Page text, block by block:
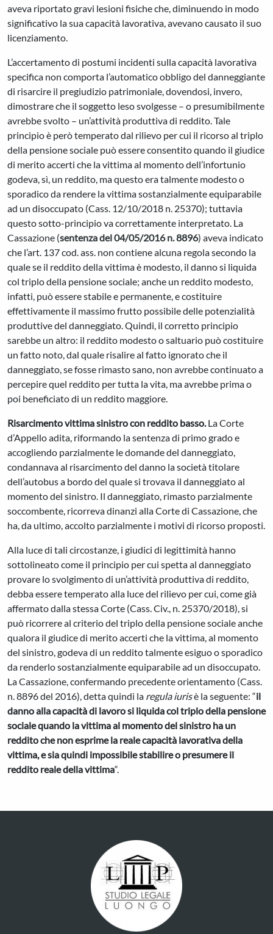
aveva riportato gravi lesioni fisiche che, diminuendo in modo
significativo la sua capacità lavorativa, avevano causato il suo
licenziamento.
L’accertamento di postumi incidenti sulla capacità lavorativa
specifica non comporta l’automatico obbligo del danneggiante
di risarcire il pregiudizio patrimoniale, dovendosi, invero,
dimostrare che il soggetto leso svolgesse – o presumibilmente
avrebbe svolto – un’attività produttiva di reddito. Tale
principio è però temperato dal rilievo per cui il ricorso al triplo
della pensione sociale può essere consentito quando il giudice
di merito accerti che la vittima al momento dell’infortunio
godeva, sì, un reddito, ma questo era talmente modesto o
sporadico da rendere la vittima sostanzialmente equiparabile
ad un disoccupato (Cass. 12/10/2018 n. 25370); tuttavia
questo sotto-principio va correttamente interpretato. La
Cassazione (sentenza del 04/05/2016 n. 8896) aveva indicato
che l’art. 137 cod. ass. non contiene alcuna regola secondo la
quale se il reddito della vittima è modesto, il danno si liquida
col triplo della pensione sociale; anche un reddito modesto,
infatti, può essere stabile e permanente, e costituire
effettivamente il massimo frutto possibile delle potenzialità
produttive del danneggiato. Quindi, il corretto principio
sarebbe un altro: il reddito modesto o saltuario può costituire
un fatto noto, dal quale risalire al fatto ignorato che il
danneggiato, se fosse rimasto sano, non avrebbe continuato a
percepire quel reddito per tutta la vita, ma avrebbe prima o
poi beneficiato di un reddito maggiore.
Risarcimento vittima sinistro con reddito basso.La Corte
d’Appello adita, riformando la sentenza di primo grado e
accogliendo parzialmente le domande del danneggiato,
condannava al risarcimento del danno la società titolare
dell’autobus a bordo del quale si trovava il danneggiato al
momento del sinistro. Il danneggiato, rimasto parzialmente
soccombente, ricorreva dinanzi alla Corte di Cassazione, che
ha, da ultimo, accolto parzialmente i motivi di ricorso proposti.
Alla luce di tali circostanze, i giudici di legittimità hanno
sottolineato come il principio per cui spetta al danneggiato
provare lo svolgimento di un’attività produttiva di reddito,
debba essere temperato alla luce del rilievo per cui, come già
affermato dalla stessa Corte (Cass. Civ., n. 25370/2018), si
può ricorrere al criterio del triplo della pensione sociale anche
qualora il giudice di merito accerti che la vittima, al momento
del sinistro, godeva di un reddito talmente esiguo o sporadico
da renderlo sostanzialmente equiparabile ad un disoccupato.
La Cassazione, confermando precedente orientamento (Cass.
n. 8896 del 2016), detta quindi la regula iurisè la seguente: “il
danno alla capacità di lavoro si liquida col triplo della pensione
sociale quando la vittima al momento del sinistro ha un
reddito che non esprime la reale capacità lavorativa della
vittima, e sia quindi impossibile stabilire o presumere il
reddito reale della vittima“.